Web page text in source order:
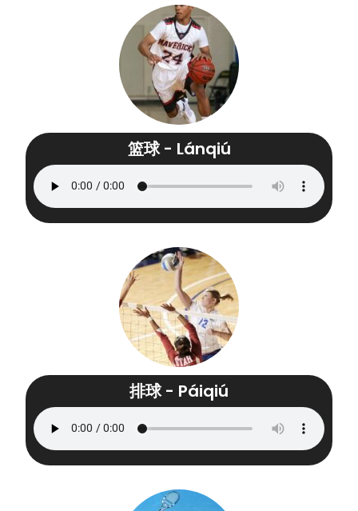
篮球 - Lánqiú
排球 - Páiqiú